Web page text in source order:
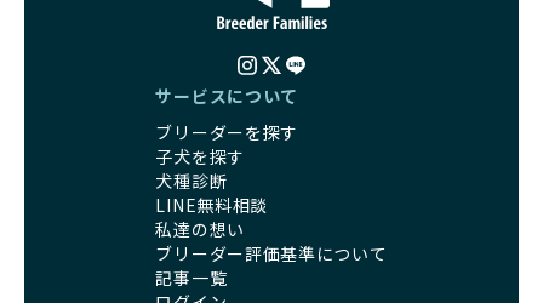
サービスについて
ブリーダーを探す
子犬を探す
犬種診断
LINE無料相談
私達の想い
ブリーダー評価基準について
記事一覧